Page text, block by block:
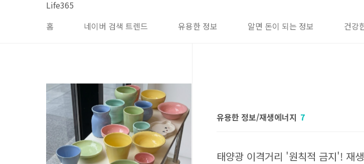
Life365
홈
네이버 검색 트렌드 유용한 정보 알면 돈이 되는 정보 건강
유용한 정보/재생에너지 7
태양광 이격거리 '원칙적 금지'! 재